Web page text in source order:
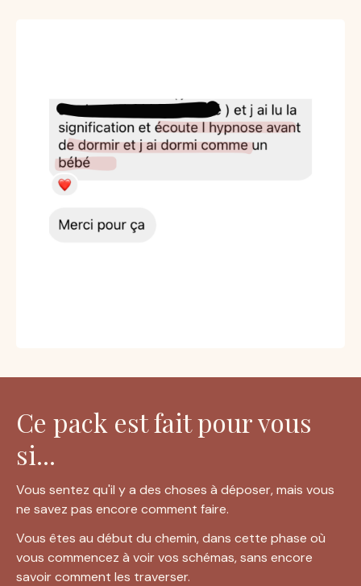
Ce pack est fait pour vous
si...
Vous sentez qu'il y a des choses à déposer, mais vous
ne savez pas encore comment faire.
Vous êtes au début du chemin, dans cette phase où
vous commencez à voir vos schémas, sans encore
savoir comment les traverser.